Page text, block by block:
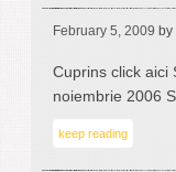
February 5, 2009 by
Cuprins click aici
noiembrie 2006
keep reading